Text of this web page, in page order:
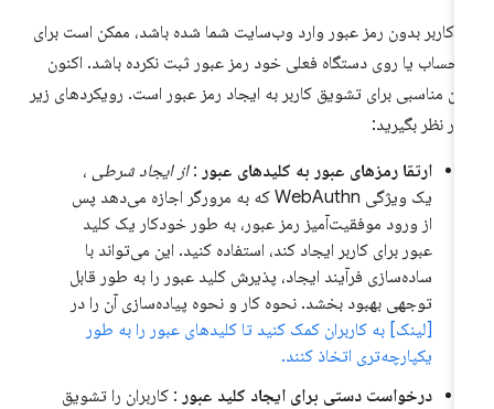
کاربر بدون رمز عبور وارد وب‌سایت شما شده باشد، ممکن است برای
حساب یا روی دستگاه فعلی خود رمز عبور ثبت نکرده باشد. اکنون
مناسبی برای تشویق کاربر به ایجاد رمز عبور است. رویکردهای زیر
در نظر بگیرید:
ارتقا رمزهای عبور به کلیدهای عبور:از ایجاد شرطی ،
یک ویژگی WebAuthn که به مرورگر اجازه می‌دهد پس
از ورود موفقیت‌آمیز رمز عبور، به طور خودکار یک کلید
عبور برای کاربر ایجاد کند، استفاده کنید. این می‌تواند با
ساده‌سازی فرآیند ایجاد، پذیرش کلید عبور را به طور قابل
توجهی بهبود بخشد. نحوه کار و نحوه پیاده‌سازی آن را در
[لینک] به کاربران کمک کنید تا کلیدهای عبور را به طور
یکپارچه‌تری اتخاذ کنند.
درخواست دستی برای ایجاد کلید عبور: کاربران را تشویق